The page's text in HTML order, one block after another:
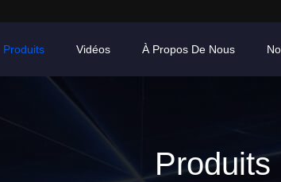
Produits Vidéos À Propos De Nous
Produits